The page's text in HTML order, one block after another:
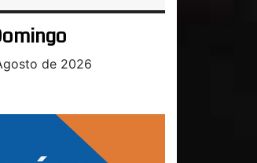
de 2026